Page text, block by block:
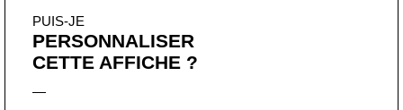
PUIS-JE
PERSONNALISER
CETTE AFFICHE ?